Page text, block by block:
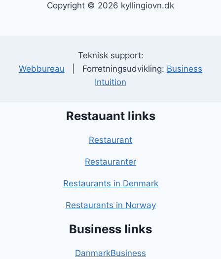
Copyright © 2026 kyllingiovn.dk
Teknisk support:
Webbureau | Forretningsudvikling: Business
Intuition
Restauant links
Restaurant
Restauranter
Restaurants in Denmark
Restaurants in Norway
Business links
DanmarkBusiness